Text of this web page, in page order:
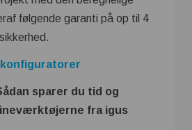
følgende garanti på op til 4
konfiguratorer
sparer du tid og
fra igus